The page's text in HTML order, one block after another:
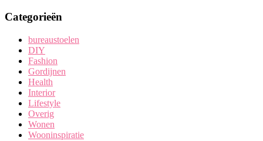
Categorieën
bureaustoelen
DIY
Fashion
Gordijnen
Health
Interior
Lifestyle
Overig
Wonen
Wooninspiratie